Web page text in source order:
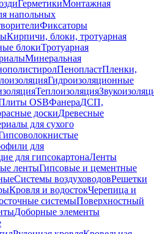
ГерметикиМонтажная
напольных
Фиксаторы
Кирпичи, блоки, тротуарная
блокиТротуарная
Минеральная
ПенопластПленки,
Гидроизоляционные
Теплоизоляция
OSBФанераДСП,
доскиДревесные
для сухого
для
для гипсокартонаЛенты
лентыГипсовые и цементные
Системы воздуховодовРешетки
Кровля и водостокЧерепица и
системыПоверхностный
Доборные элементы